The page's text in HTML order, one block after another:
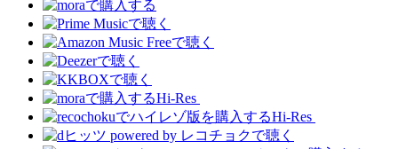
Hi-Res
Hi-Res